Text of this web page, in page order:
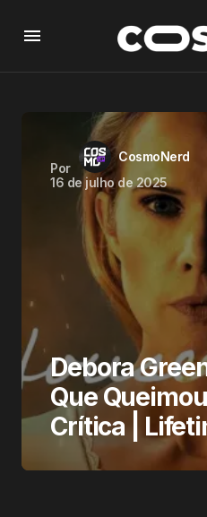
Por
CosmoNerd
16 de julho de 2025
Debora
Que
Crítica |